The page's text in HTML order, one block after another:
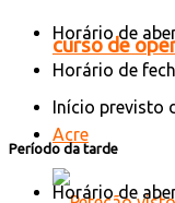
curso de
Acre
Horário de
Horário de
Início previsto
Período da tarde
Horário de